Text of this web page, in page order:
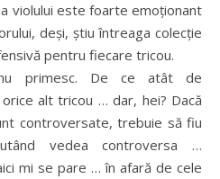
violului este foarte emoționant
deși, știu întreaga colecție
pentru fiecare tricou.
primesc. De ce atât de
alt tricou … dar, hei? Dacă
controversate, trebuie să fiu
vedea controversa …
mi se pare … în afară de cele